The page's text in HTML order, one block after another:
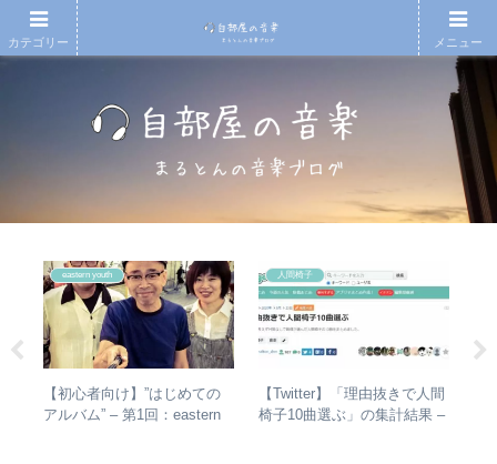
eastern youth
【初心者向け】”はじめての
アルバム” – 第1回：eastern
人間椅子
【Twitter】「理由抜きで人間
椅子10曲選ぶ」の集計結果 –
カテゴリー メニュー